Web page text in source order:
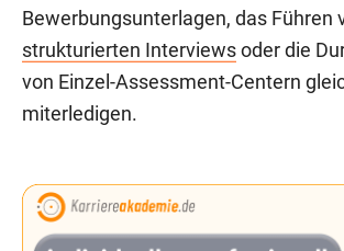
Bewerbungsunterlagen, das Führen
strukturierten Interviews oder die
von Einzel-Assessment-Centern
miterledigen.